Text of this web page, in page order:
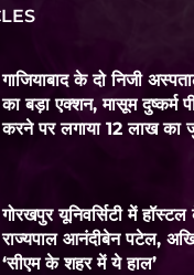
गाजियाबाद के दो निजी
का बड़ा एक्शन, मासूम दुष्कर्म
करने पर लगाया 12 लाख का
गोरखपुर यूनिवर्सिटी में
राज्यपाल आनंदीबेन पटेल,
‘सीएम के शहर में ये हाल’